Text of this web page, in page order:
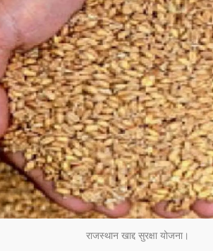
राजस्थान खाद्द सुरक्षा योजना।